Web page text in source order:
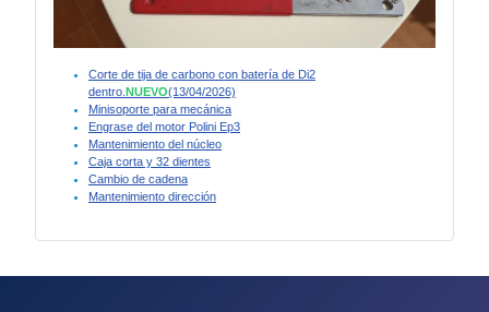
Corte de tija de carbono con batería de Di2
dentro. NUEVO(13/04/2026)
Minisoporte para mecánica
Engrase del motor Polini Ep3
Mantenimiento del núcleo
Caja corta y 32 dientes
Cambio de cadena
Mantenimiento dirección